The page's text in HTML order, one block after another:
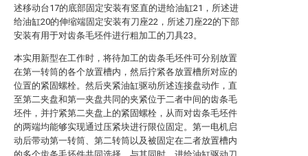
述移动台17的底部固定安装有竖直的进给油缸21，所述进
给油缸20的伸缩端固定安装有刀座22，所述刀座22的下部
安装有用于对齿条毛坯件进行粗加工的刀具23。
本实用新型在工作时，将待加工的齿条毛坯件可分别放置
在第一转筒的各个放置槽内，然后拧紧各放置槽所对应的
位置的紧固螺栓。然后夹紧油缸驱动所述连接盘动作，直
至第二夹盘和第一夹盘共同的夹紧位于二者中间的齿条毛
坯件，并拧紧第二夹盘上的紧固螺栓，从而对齿条毛坯件
的两端均能够实现通过压紧块进行限位固定。第一电机启
动后带动第一转筒、第二转筒以及被固定在二者放置槽内